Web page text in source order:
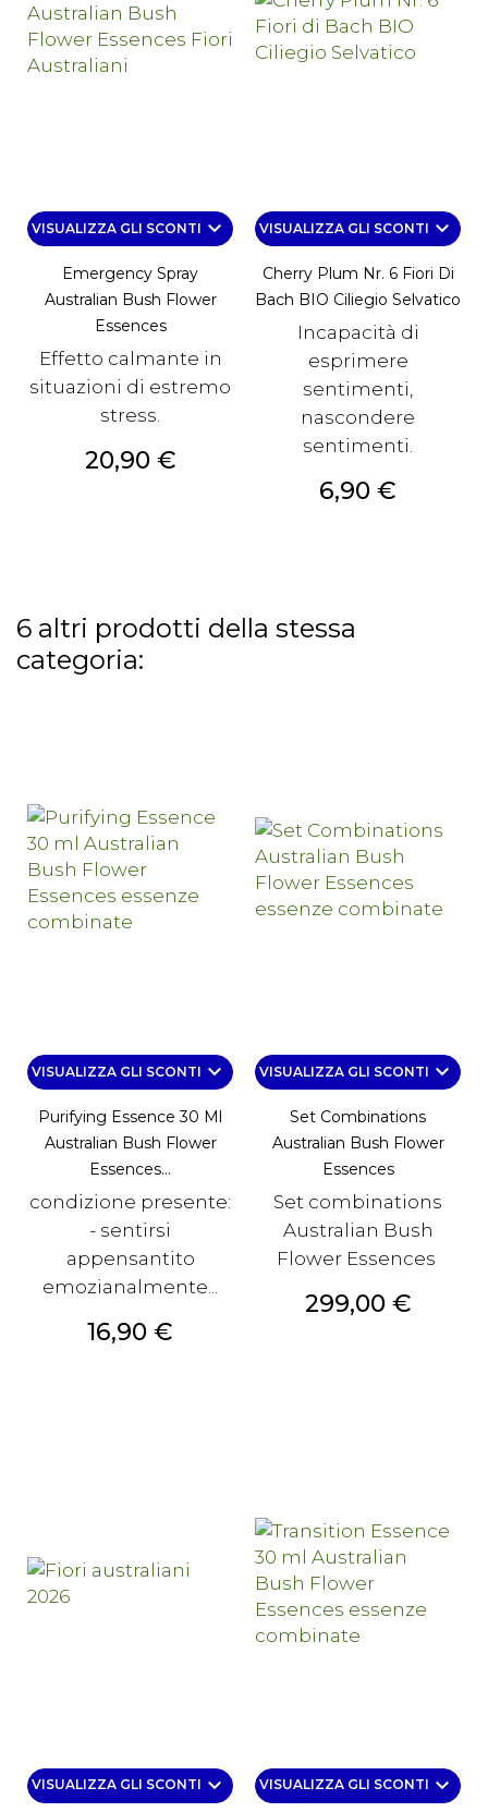
VISUALIZZA GLI SCONTI keyboard_arrow_down
Emergency Spray
Australian Bush Flower
Essences
Effetto calmante in
situazioni di estremo
stress.
Prezzo
20,90 €
VISUALIZZA GLI SCONTI keyboard_arrow_down
Cherry Plum Nr. 6 Fiori Di
Bach BIO Ciliegio Selvatico
Incapacità di
esprimere
sentimenti,
nascondere
sentimenti.
Prezzo
6,90 €
6 altri prodotti della stessa
categoria:
VISUALIZZA GLI SCONTI keyboard_arrow_down
Purifying Essence 30 Ml
Australian Bush Flower
Essences...
condizione presente:
- sentirsi
appensantito
emozianalmente...
Prezzo
16,90 €
VISUALIZZA GLI SCONTI keyboard_arrow_down
Set Combinations
Australian Bush Flower
Essences
Set combinations
Australian Bush
Flower Essences
Prezzo
299,00 €
VISUALIZZA GLI SCONTI keyboard_arrow_down VISUALIZZA GLI SCONTI keyboard_arrow_down